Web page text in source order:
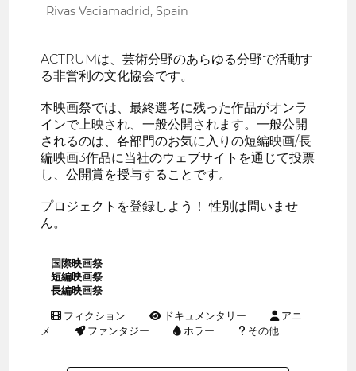
Rivas Vaciamadrid, Spain
ACTRUMは、芸術分野のあらゆる分野で活動す
る非営利の文化協会です。
本映画祭では、最終選考に残った作品がオンラ
インで上映され、一般公開されます。一般公開
されるのは、各部門のお気に入りの短編映画/長
編映画3作品に当社のウェブサイトを通じて投票
し、公開賞を授与することです。
プロジェクトを登録しよう！ 性別は問いませ
ん。
国際映画祭
短編映画祭
長編映画祭
フィクション ドキュメンタリー
アニ
メ
ファンタジー ホラー その他